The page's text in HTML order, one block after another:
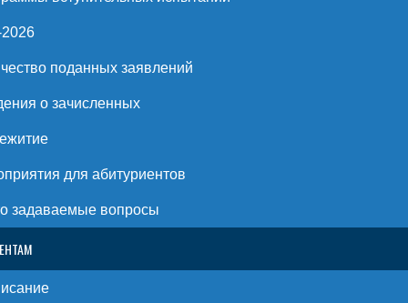
поданных заявлений
о зачисленных
для абитуриентов
задаваемые вопросы